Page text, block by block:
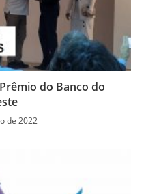
do Banco do
de 2022